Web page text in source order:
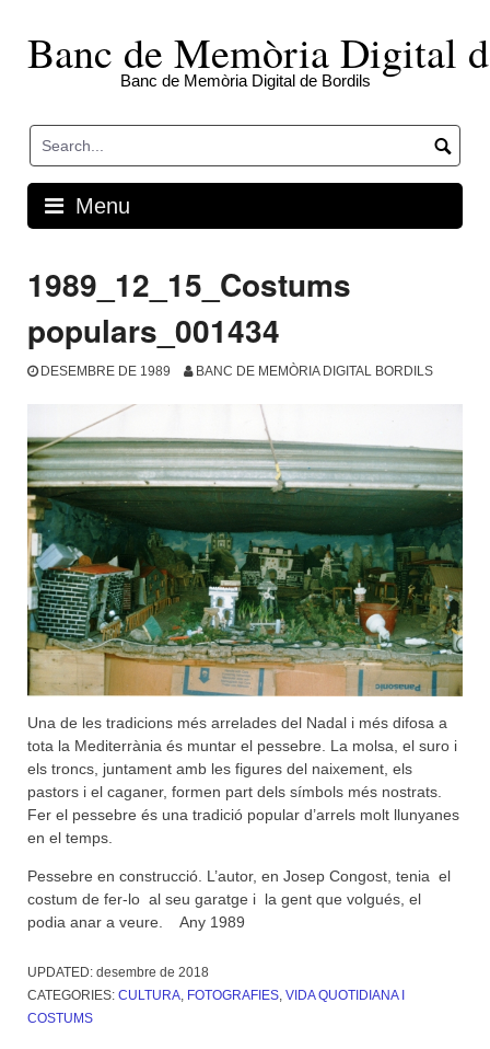
contentBanc de Memòria Digital
Banc de Memòria Digital de Bordils
Menu
1989_12_15_Costums
populars_001434
DESEMBRE DE 1989 BANC DE MEMÒRIA DIGITAL BORDILS
Una de les tradicions més arrelades del Nadal i més difosa a
tota la Mediterrània és muntar el pessebre. La molsa, el suro i
els troncs, juntament amb les figures del naixement, els
pastors i el caganer, formen part dels símbols més nostrats.
Fer el pessebre és una tradició popular d’arrels molt llunyanes
en el temps.
Pessebre en construcció. L’autor, en Josep Congost, tenia el
costum de fer-lo al seu garatge i la gent que volgués, el
podia anar a veure. Any 1989
UPDATED: desembre de 2018
CATEGORIES: CULTURA FOTOGRAFIES VIDA QUOTIDIANA I
COSTUMS